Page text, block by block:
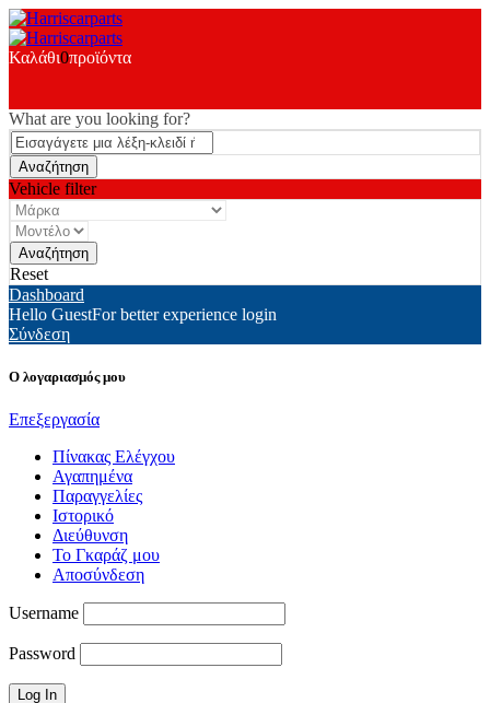
Καλάθι0προϊόντα
What are you looking for?
Vehicle filter
Reset
Dashboard
Hello GuestFor better experience login
Σύνδεση
Ο λογαριασμός μου
Επεξεργασία
Πίνακας Ελέγχου
Αγαπημένα
Παραγγελίες
Ιστορικό
Διεύθυνση
Το Γκαράζ μου
Αποσύνδεση
Username
Password